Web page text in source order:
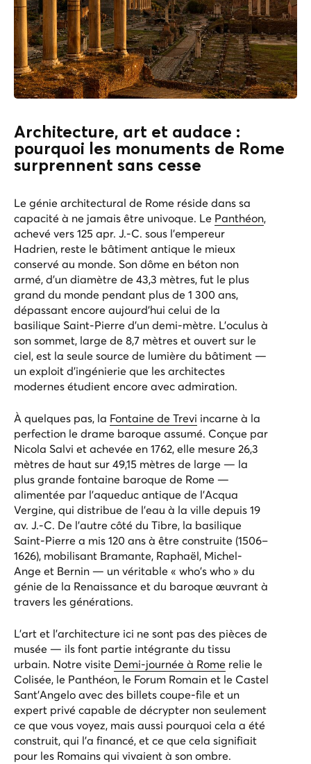
Architecture, art et audace :
pourquoi les monuments de Rome
surprennent sans cesse
Le génie architectural de Rome réside dans sa
capacité à ne jamais être univoque. Le Panthéon,
achevé vers 125 apr. J.-C. sous l'empereur
Hadrien, reste le bâtiment antique le mieux
conservé au monde. Son dôme en béton non
armé, d’un diamètre de 43,3 mètres, fut le plus
grand du monde pendant plus de 1 300 ans,
dépassant encore aujourd’hui celui de la
basilique Saint-Pierre d’un demi-mètre. L’oculus à
son sommet, large de 8,7 mètres et ouvert sur le
ciel, est la seule source de lumière du bâtiment —
un exploit d’ingénierie que les architectes
modernes étudient encore avec admiration.
À quelques pas, la Fontaine de Trevi incarne à la
perfection le drame baroque assumé. Conçue par
Nicola Salvi et achevée en 1762, elle mesure 26,3
mètres de haut sur 49,15 mètres de large — la
plus grande fontaine baroque de Rome —
alimentée par l’aqueduc antique de l’Acqua
Vergine, qui distribue de l’eau à la ville depuis 19
av. J.-C. De l’autre côté du Tibre, la basilique
Saint-Pierre a mis 120 ans à être construite (1506–
1626), mobilisant Bramante, Raphaël, Michel-
Ange et Bernin — un véritable « who's who » du
génie de la Renaissance et du baroque œuvrant à
travers les générations.
L’art et l’architecture ici ne sont pas des pièces de
musée — ils font partie intégrante du tissu
urbain. Notre visite Demi-journée à Rome relie le
Colisée, le Panthéon, le Forum Romain et le Castel
Sant'Angelo avec des billets coupe-file et un
expert privé capable de décrypter non seulement
ce que vous voyez, mais aussi pourquoi cela a été
construit, qui l’a financé, et ce que cela signifiait
pour les Romains qui vivaient à son ombre.